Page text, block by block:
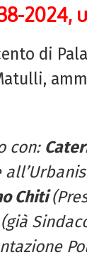
2024,
di
con:
Chiti
(già